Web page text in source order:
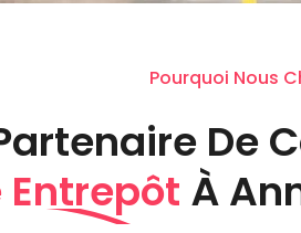
Pourquoi Nous
De
À